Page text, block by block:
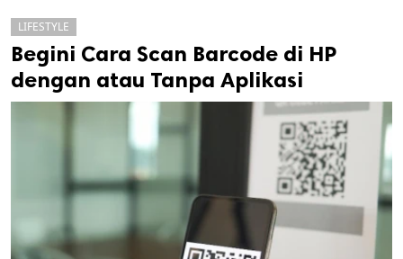
LIFESTYLE
Begini Cara Scan Barcode di HP
dengan atau Tanpa Aplikasi